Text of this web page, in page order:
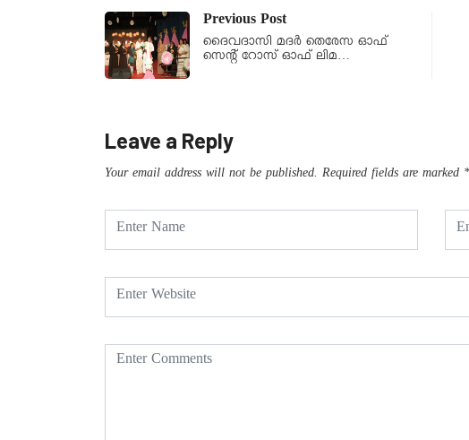
Previous Post
ദൈവദാസി മദർ തെരേസ ഓഫ്
സെന്റ് റോസ് ഓഫ് ലിമ…
Leave a Reply
Your email address will not be published. Required fields are marked *